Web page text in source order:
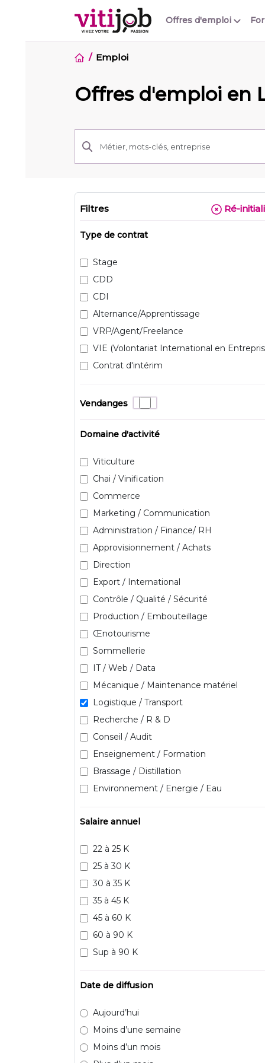
Offres d'emploi
Emploi
Offres d'emploi en
Filtres Ré-
Type de contrat
Stage
CDD
CDI
Alternance/Apprentissage
VRP/Agent/Freelance
VIE (Volontariat International en
Contrat d'intérim
Vendanges
Domaine d'activité
Viticulture
Chai / Vinification
Commerce
Marketing / Communication
Administration / Finance/ RH
Approvisionnement / Achats
Direction
Export / International
Contrôle / Qualité / Sécurité
Production / Embouteillage
Œnotourisme
Sommellerie
IT / Web / Data
Mécanique / Maintenance matériel
Logistique / Transport
Recherche / R & D
Conseil / Audit
Enseignement / Formation
Brassage / Distillation
Environnement / Energie / Eau
Salaire annuel
22 à 25 K
25 à 30 K
30 à 35 K
35 à 45 K
45 à 60 K
60 à 90 K
Sup à 90 K
Date de diffusion
Aujourd’hui
Moins d’une semaine
Moins d’un mois